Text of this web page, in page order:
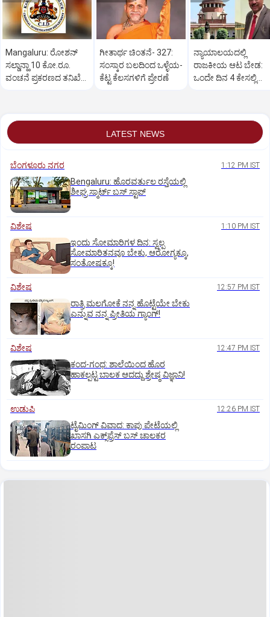
Mangaluru: ರೋಶನ್‌
ಸಲ್ಡಾನ್ಹಾ 10 ಕೋ.ರೂ.
ವಂಚನೆ ಪ್ರಕರಣದ ತನಿಖೆ
ಗೀತಾರ್ಥ ಚಿಂತನೆ- 327:
ಸಂಸ್ಕಾರ ಬಲದಿಂದ ಒಳ್ಳೆಯ-
ಕೆಟ್ಟ ಕೆಲಸಗಳಿಗೆ ಪ್ರೇರಣೆ
ನ್ಯಾಯಾಲಯದಲ್ಲಿ
ರಾಜಕೀಯ ಆಟ ಬೇಡ:
ಒಂದೇ ದಿನ 4 ಕೇಸಲ್ಲಿ
LATEST NEWS
ಬೆಂಗಳೂರು ನಗರ 1:12 PM IST
Bengaluru: ಹೊರವರ್ತುಲ ರಸ್ತೆಯಲ್ಲಿ
ಶೀಘ್ರ ಸ್ಮಾರ್ಟ್‌ ಬಸ್‌ ಸ್ಟಾಪ್‌
ವಿಶೇಷ 1:10 PM IST
ಇಂದು ಸೋಮಾರಿಗಳ ದಿನ: ಸ್ವಲ್ಪ
ಸೋಮಾರಿತನವೂ ಬೇಕು, ಆರೋಗ್ಯಕ್ಕೂ,
ಸಂತೋಷಕ್ಕೂ!
ವಿಶೇಷ 12:57 PM IST
ರಾತ್ರಿ ಮಲಗೋಕೆ ನನ್ನ ಹೊಟ್ಟೆಯೇ ಬೇಕು
ಎನ್ನುವ ನನ್ನ ಪ್ರೀತಿಯ ಗ್ಯಾಂಗ್!
ವಿಶೇಷ 12:47 PM IST
ಕಂದ-ಗಂಧ: ಶಾಲೆಯಿಂದ ಹೊರ
ಹಾಕಲ್ಪಟ್ಟ ಬಾಲಕ ಆದದ್ದು ಶ್ರೇಷ್ಠ ವಿಜ್ಞಾನಿ!
ಉಡುಪಿ 12:26 PM IST
ಟೈಮಿಂಗ್‌ ವಿವಾದ: ಕಾಪು ಪೇಟೆಯಲ್ಲಿ
ಖಾಸಗಿ ಎಕ್ಸ್‌ಪ್ರೆಸ್ ಬಸ್‌ ಚಾಲಕರ
ರಂಪಾಟ